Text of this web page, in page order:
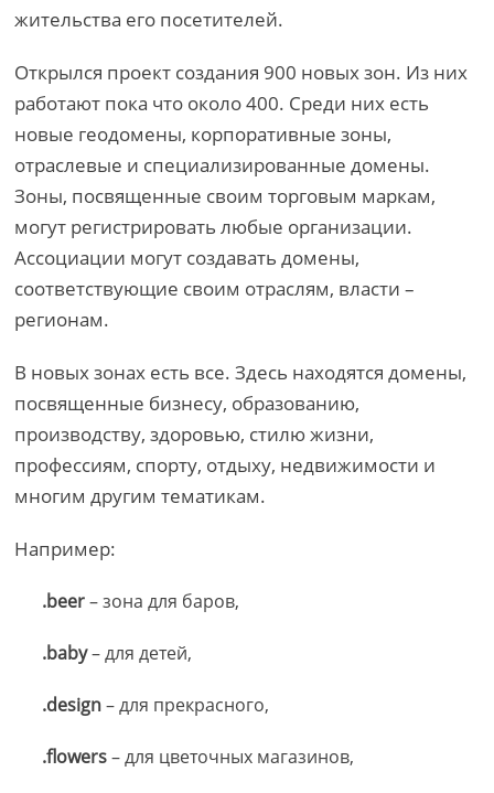
жительства его посетителей.
Открылся проект создания 900 новых зон. Из них
работают пока что около 400. Среди них есть
новые геодомены, корпоративные зоны,
отраслевые и специализированные домены.
Зоны, посвященные своим торговым маркам,
могут регистрировать любые организации.
Ассоциации могут создавать домены,
соответствующие своим отраслям, власти –
регионам.
В новых зонах есть все. Здесь находятся домены,
посвященные бизнесу, образованию,
производству, здоровью, стилю жизни,
профессиям, спорту, отдыху, недвижимости и
многим другим тематикам.
Например:
.beer– зона для баров,
.baby– для детей,
.design– для прекрасного,
.flowers– для цветочных магазинов,